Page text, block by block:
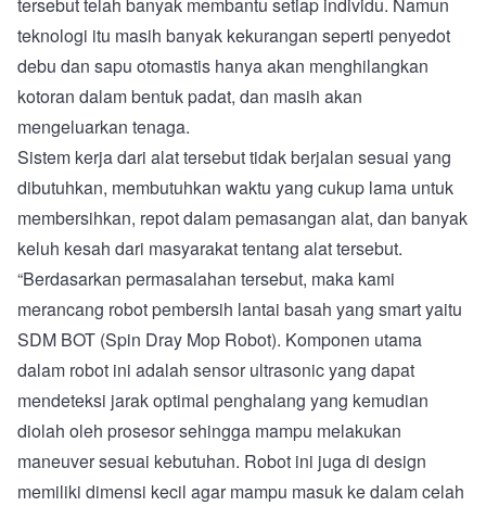
tersebut telah banyak membantu setiap individu. Namun
teknologi itu masih banyak kekurangan seperti penyedot
debu dan sapu otomastis hanya akan menghilangkan
kotoran dalam bentuk padat, dan masih akan
mengeluarkan tenaga.
Sistem kerja dari alat tersebut tidak berjalan sesuai yang
dibutuhkan, membutuhkan waktu yang cukup lama untuk
membersihkan, repot dalam pemasangan alat, dan banyak
keluh kesah dari masyarakat tentang alat tersebut.
“Berdasarkan permasalahan tersebut, maka kami
merancang robot pembersih lantai basah yang smart yaitu
SDM BOT (Spin Dray Mop Robot). Komponen utama
dalam robot ini adalah sensor ultrasonic yang dapat
mendeteksi jarak optimal penghalang yang kemudian
diolah oleh prosesor sehingga mampu melakukan
maneuver sesuai kebutuhan. Robot ini juga di design
memiliki dimensi kecil agar mampu masuk ke dalam celah